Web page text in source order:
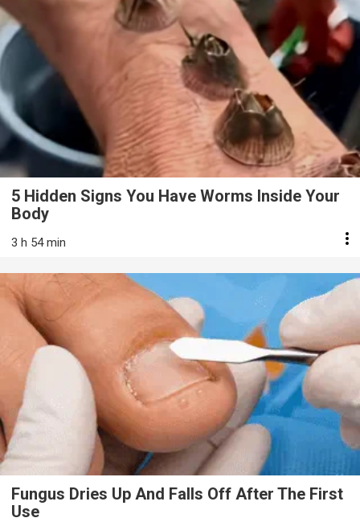
5 Hidden Signs You Have Worms Inside Your
Body
3 h 54 min
Fungus Dries Up And Falls Off After The First
Use